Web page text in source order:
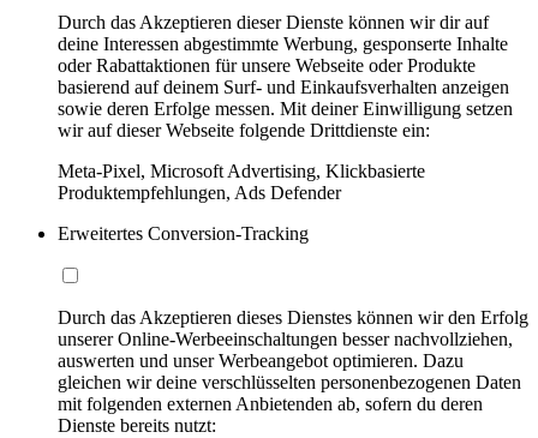
Durch das Akzeptieren dieser Dienste können wir dir auf
deine Interessen abgestimmte Werbung, gesponserte Inhalte
oder Rabattaktionen für unsere Webseite oder Produkte
basierend auf deinem Surf- und Einkaufsverhalten anzeigen
sowie deren Erfolge messen. Mit deiner Einwilligung setzen
wir auf dieser Webseite folgende Drittdienste ein:
Meta-Pixel, Microsoft Advertising, Klickbasierte
Produktempfehlungen, Ads Defender
Erweitertes Conversion-Tracking
Durch das Akzeptieren dieses Dienstes können wir den Erfolg
unserer Online-Werbeeinschaltungen besser nachvollziehen,
auswerten und unser Werbeangebot optimieren. Dazu
gleichen wir deine verschlüsselten personenbezogenen Daten
mit folgenden externen Anbietenden ab, sofern du deren
Dienste bereits nutzt: